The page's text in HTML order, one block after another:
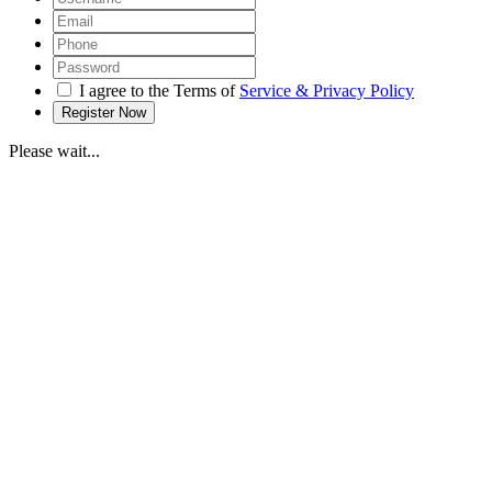
I agree to the Terms of Service & Privacy Policy
Please wait...